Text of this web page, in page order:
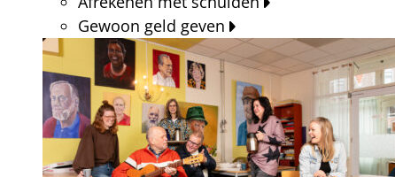
Gewoon geld geven